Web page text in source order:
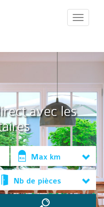
::Menu::
avec les
Max km
Nb de pièces